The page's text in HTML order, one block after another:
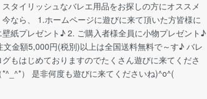
スタイリッシュなバレエ用品をお探しの方にオススメ
今なら、 1.ホームページに遊びに来て頂いた方皆様に
壁紙プレゼント♪ 2. ご購入者様全員に小物プレゼント♪
文金額5,000円(税別)以上は全国送料無料で～す♪ バレ
グもはじめておりますのでたくさん遊びに来てくださ
*^_^*） 是非何度も遊びに来てくださいね)^o^(